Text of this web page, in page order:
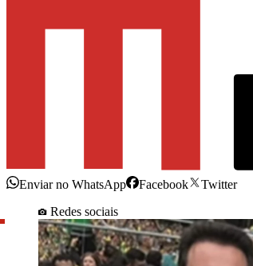
Enviar no WhatsApp Facebook
Twitter
Redes sociais